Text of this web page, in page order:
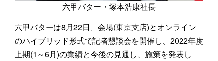
六甲バター・塚本浩康社長
六甲バターは8月22日、会場(東京支店)とオンライン
のハイブリッド形式で記者懇談会を開催し、2022年度
上期(1～6月)の業績と今後の見通し、施策を発表し